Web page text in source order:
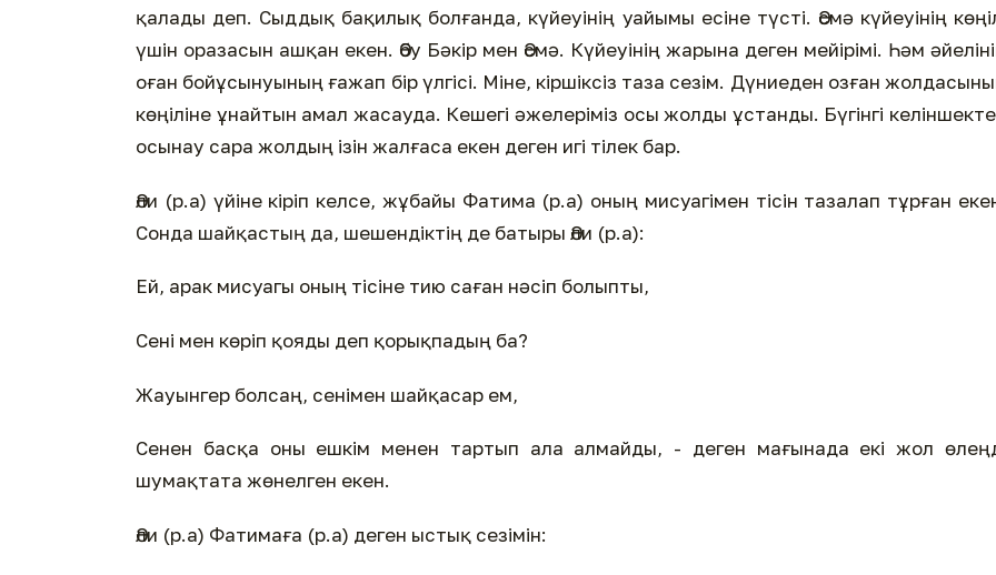
қалады деп. Сыддық бақилық болғанда, күйеуінің уайымы есіне түсті. Әсмә күйеуінің
үшін оразасын ашқан екен. Әбу Бәкір мен Әсмә. Күйеуінің жарына деген мейірімі. Һәм
оған бойұсынуының ғажап бір үлгісі. Міне, кіршіксіз таза сезім. Дүниеден озған
көңіліне ұнайтын амал жасауда. Кешегі әжелеріміз осы жолды ұстанды. Бүгінгі
осынау сара жолдың ізін жалғаса екен деген игі тілек бар.
Әли (р.а) үйіне кіріп келсе, жұбайы Фатима (р.а) оның мисуагімен тісін тазалап тұрған
Сонда шайқастың да, шешендіктің де батыры Әли (р.а):
Ей, арак мисуагы оның тісіне тию саған нәсіп болыпты,
Сені мен көріп қояды деп қорықпадың ба?
Жауынгер болсаң, сенімен шайқасар ем,
Сенен басқа оны ешкім менен тартып ала алмайды, - деген мағынада екі жол
шумақтата жөнелген екен.
Әли (р.а) Фатимаға (р.а) деген ыстық сезімін: